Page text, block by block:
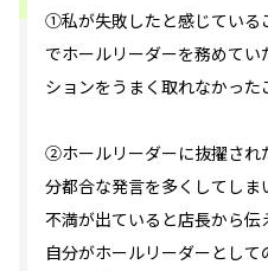
①私が失敗したと感じている
でホールリーダーを務めて
ションをうまく取れなかった
②ホールリーダーに抜擢され
分都合な発言を多くしてし
不満が出ていると店長から
自分がホールリーダーとし